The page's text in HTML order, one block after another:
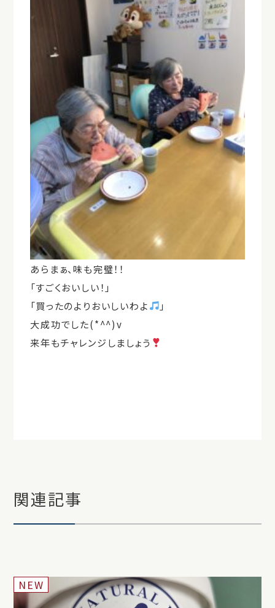
あらまぁ、味も完璧！！
「すごくおいしい！」
「買ったのよりおいしいわよ
」
大成功でした(*^^)v
来年もチャレンジしましょう
関連記事
NEW